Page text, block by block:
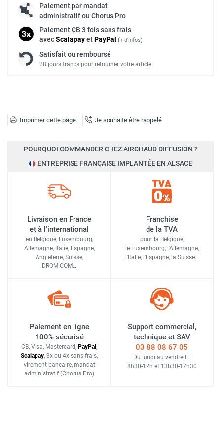
Imprimer cette page Je souhaite être rappelé
Paiement par mandat
administratif ou Chorus Pro
PaiementCB 3 fois sans frais
avecScalapayetPayPal (+ d'infos)
Satisfait ou remboursé
28 jours francs pour retourner votre article
POURQUOI COMMANDER CHEZ AIRCHAUD DIFFUSION ?
ENTREPRISE FRANÇAISE IMPLANTÉE EN ALSACE
Livraison en France
et à l'international
en Belgique, Luxembourg,
Allemagne, Italie, Espagne,
Angleterre, Suisse,
DROM-COM…
Franchise
de la TVA
pour la Belgique,
le Luxembourg, l'Allemagne,
l'Italie, l'Espagne, la Suisse…
Paiement en ligne
100% sécurisé
CB, Visa, Mastercard, PayPal ,
Scalapay, 3x ou 4x sans frais,
virement bancaire, mandat
administratif (Chorus Pro)
Support commercial,
technique et SAV
03 88 08 67 05
Du lundi au vendredi :
8h30-12h et 13h30-17h30